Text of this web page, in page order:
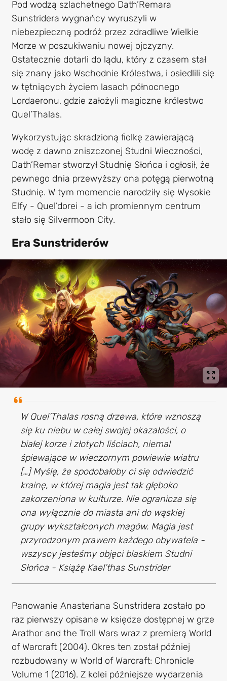
Pod wodzą szlachetnego Dath’Remara
Sunstridera wygnańcy wyruszyli w
niebezpieczną podróż przez zdradliwe Wielkie
Morze w poszukiwaniu nowej ojczyzny.
Ostatecznie dotarli do lądu, który z czasem stał
się znany jako Wschodnie Królestwa, i osiedlili się
w tętniących życiem lasach północnego
Lordaeronu, gdzie założyli magiczne królestwo
Quel’Thalas.
Wykorzystując skradzioną fiolkę zawierającą
wodę z dawno zniszczonej Studni Wieczności,
Dath’Remar stworzył Studnię Słońca i ogłosił, że
pewnego dnia przewyższy ona potęgą pierwotną
Studnię. W tym momencie narodziły się Wysokie
Elfy - Quel’dorei - a ich promiennym centrum
stało się Silvermoon City.
Era Sunstriderów
W Quel’Thalas rosną drzewa, które wznoszą
się ku niebu w całej swojej okazałości, o
białej korze i złotych liściach, niemal
śpiewające w wieczornym powiewie wiatru
[…] Myślę, że spodobałoby ci się odwiedzić
krainę, w której magia jest tak głęboko
zakorzeniona w kulturze. Nie ogranicza się
ona wyłącznie do miasta ani do wąskiej
grupy wykształconych magów. Magia jest
przyrodzonym prawem każdego obywatela -
wszyscy jesteśmy objęci blaskiem Studni
Słońca - Książę Kael’thas Sunstrider
Panowanie Anasteriana Sunstridera zostało po
raz pierwszy opisane w księdze dostępnej w grze
Arathor and the Troll Wars wraz z premierą World
of Warcraft (2004). Okres ten został później
rozbudowany w World of Warcraft: Chronicle
Volume 1 (2016). Z kolei późniejsze wydarzenia